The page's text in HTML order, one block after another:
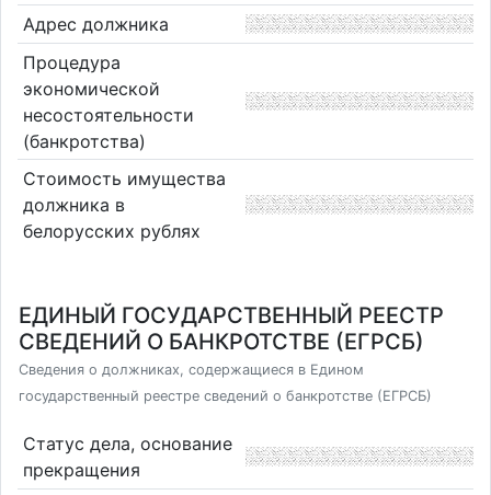
Адрес должника
Процедура
экономической
несостоятельности
(банкротства)
Стоимость имущества
должника в
белорусских рублях
ЕДИНЫЙ ГОСУДАРСТВЕННЫЙ РЕЕСТР
СВЕДЕНИЙ О БАНКРОТСТВЕ (ЕГРСБ)
Сведения о должниках, содержащиеся в Едином
государственный реестре сведений о банкротстве (ЕГРСБ)
Статус дела, основание
прекращения